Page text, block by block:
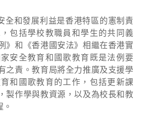
全和發展利益是香港特區的憲制責
包括學校教職員和學生的共同義
》和《香港國安法》相繼在香港實
安全教育和國歌教育既是法例要
之責。教育局將全力推廣及支援學
和國歌教育的工作，包括更新課
製作學與教資源，以及為校長和教